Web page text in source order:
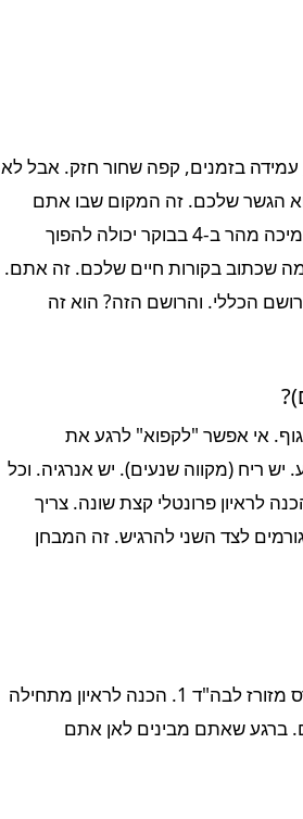
עמידה בזמנים, קפה שחור חזק. אבל לא
הוא הגשר שלכם. זה המקום שבו אתם
לוקחים את כל הכישורים האדירים שרכשתם בצבא (כן כן, אפילו היכולת לקפל שמיכה מהר ב-4 בבוקר יכולה להפוך
שכתוב בקורות חיים שלכם. זה אתם.
הכללי. והרושם הזה? הוא זה
אי אפשר "לקפוא" לרגע את
ריח (מקווה שנעים). יש אנרגיה. וכל
פרונטלי קצת שונה. צריך
לצד השני להרגיש. זה המבחן
הטעות הכי נפוצה? לחכות לזימון לראיון כדי להתחיל להתכונן. חבר'ה, זה לא קורס מזורז לבה"ד 1. הכנה לראיון מתחילה
ברגע שאתם מבינים לאן אתם